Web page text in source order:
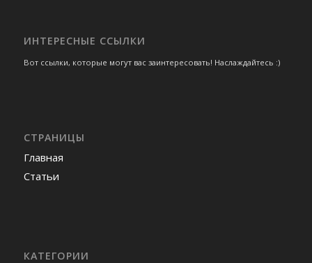
ИНТЕРЕСНЫЕ ССЫЛКИ
Вот ссылки, которые могут вас заинтересовать! Наслаждайтесь :)
СТРАНИЦЫ
Главная
Статьи
КАТЕГОРИИ